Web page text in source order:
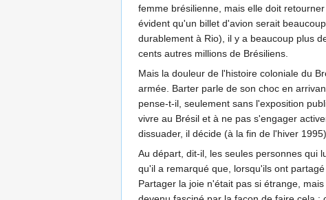
femme brésilienne, mais elle doit
évident qu'un billet d'avion serait
durablement à Rio), il y a beaucoup plus
cents autres millions de Brésiliens.
Mais la douleur de l'histoire coloniale du
armée. Barter parle de son choc en
pense-t-il, seulement sans l'exposition
vivre au Brésil et à ne pas s'engager
dissuader, il décide (à la fin de l'hiver
Au départ, dit-il, les seules personnes qui
qu'il a remarqué que, lorsqu'ils ont
Partager la joie n'était pas si étrange,